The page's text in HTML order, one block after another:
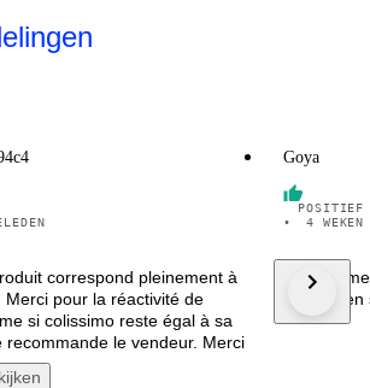
correspond pleinement à
Merci pour la réactivité de
si colissimo reste égal à sa
recommande le vendeur. Merci
Goya
POSITIEF
•
4 WEKEN
heel blij
verpakt